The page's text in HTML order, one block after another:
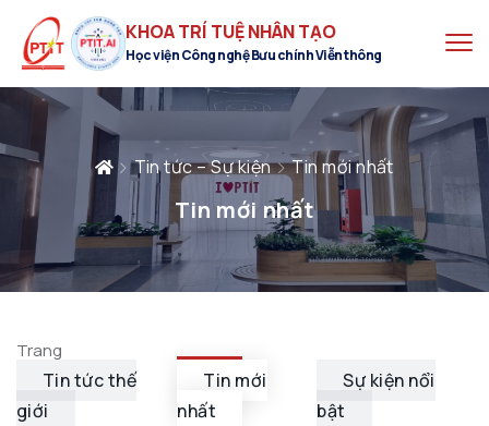
KHOA TRÍ TUỆ NHÂN TẠO
Học viện Công nghệ Bưu chính Viễn thông
Tin tức – Sự kiện Tin mới nhất
Tin mới nhất
Trang
Tin tức thế
giới
Tin mới
nhất
Sự kiện nổi
bật